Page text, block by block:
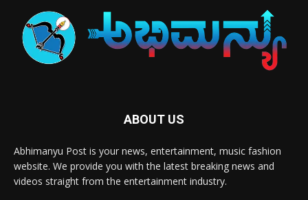
ABOUT US
Abhimanyu Post is your news, entertainment, music fashion
website. We provide you with the latest breaking news and
videos straight from the entertainment industry.